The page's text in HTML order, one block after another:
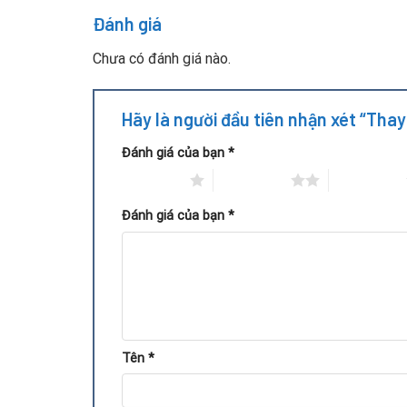
Bước 5: Kiểm tra hoạt động card, vệ sinh thiết
Đánh giá
Chưa có đánh giá nào.
Hãy là người đầu tiên nhận xét
Đánh giá của bạn *
Đánh giá của bạn *
Tên *